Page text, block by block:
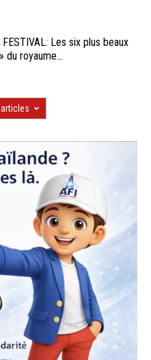
Les six plus beaux
du royaume...